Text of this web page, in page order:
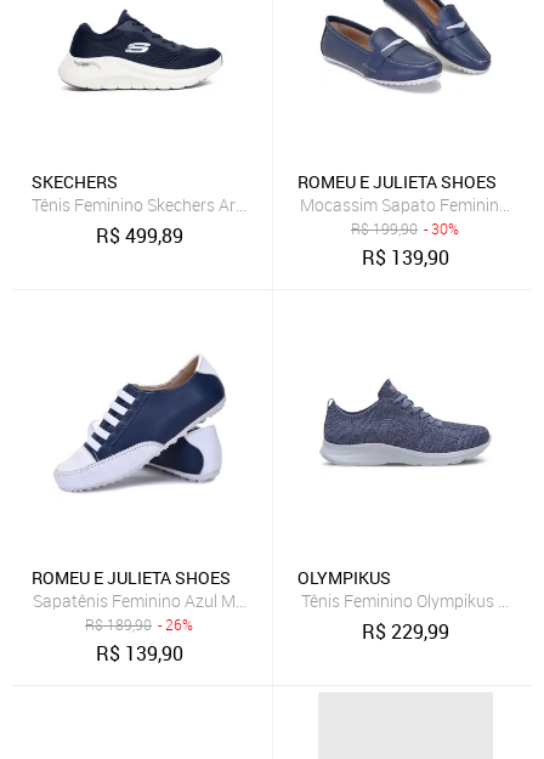
SKECHERS
Tênis Feminino Skechers Arch Fit 2.0 Impacto Marinho/Branco
R$499,89
ROMEU E JULIETA SHOES
Mocassim Sapato Feminino
R$199,90 - 30%
R$ 139,90
ROMEU E JULIETA SHOES
Sapatênis Feminino Azul Marinho e Branco Em Couro Leve
R$189,90 - 26%
R$ 139,90
OLYMPIKUS
Tênis Feminino Olympikus
R$229,99